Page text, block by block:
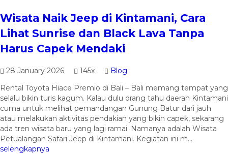
Wisata Naik Jeep di Kintamani, Cara
Lihat Sunrise dan Black Lava Tanpa
Harus Capek Mendaki
28 January 2026 145x
Blog
Rental Toyota Hiace Premio di Bali – Bali memang tempat yang
selalu bikin turis kagum. Kalau dulu orang tahu daerah Kintamani
cuma untuk melihat pemandangan Gunung Batur dari jauh
atau melakukan aktivitas pendakian yang bikin capek, sekarang
ada tren wisata baru yang lagi ramai. Namanya adalah Wisata
Petualangan Safari Jeep di Kintamani. Kegiatan ini m...
selengkapnya